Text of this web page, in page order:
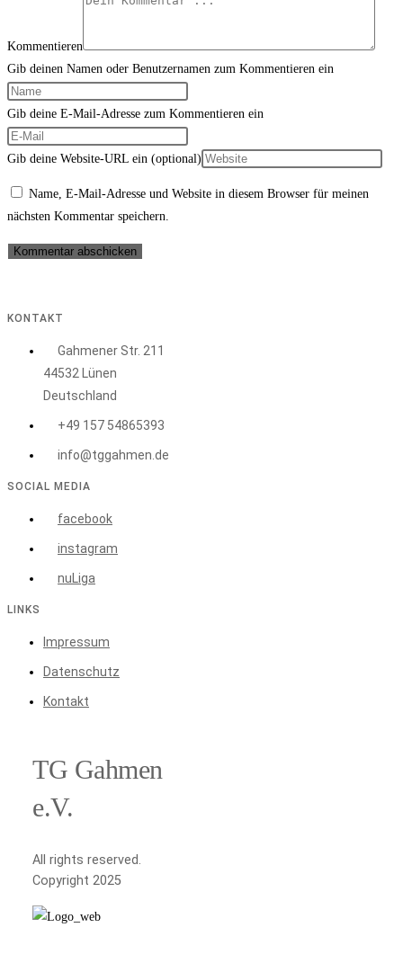
Kommentieren
Gib deinen Namen oder Benutzernamen zum Kommentieren ein
Gib deine E-Mail-Adresse zum Kommentieren ein
Gib deine Website-URL ein (optional)
Name, E-Mail-Adresse und Website in diesem Browser für meinen
nächsten Kommentar speichern.
KONTAKT
Gahmener Str. 211
44532 Lünen
Deutschland
+49 157 54865393
info@tggahmen.de
SOCIAL MEDIA
facebook
instagram
nuLiga
LINKS
Impressum
Datenschutz
Kontakt
TG Gahmen
e.V.
All rights reserved.
Copyright 2025